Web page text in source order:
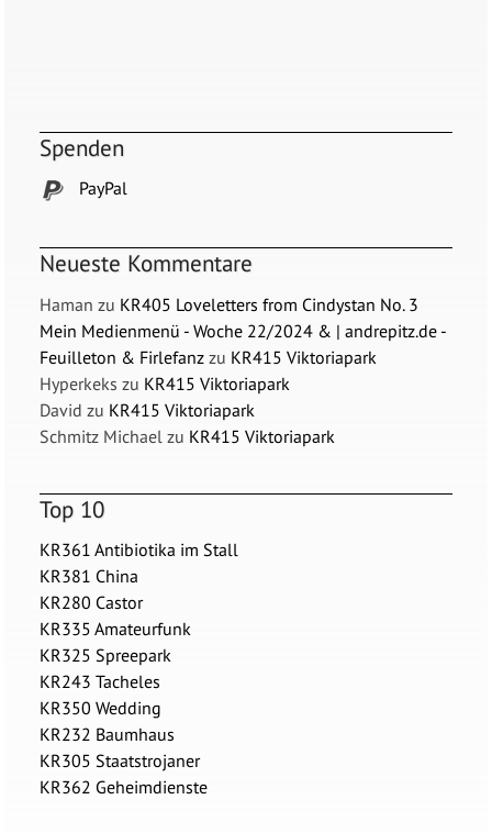
Spenden
PayPal
Neueste Kommentare
Haman zu KR405 Loveletters from Cindystan No. 3
Mein Medienmenü - Woche 22/2024 & | andrepitz.de -
Feuilleton & Firlefanz zu KR415 Viktoriapark
Hyperkeks zu KR415 Viktoriapark
David zu KR415 Viktoriapark
Schmitz Michael zu KR415 Viktoriapark
Top 10
KR361 Antibiotika im Stall
KR381 China
KR280 Castor
KR335 Amateurfunk
KR325 Spreepark
KR243 Tacheles
KR350 Wedding
KR232 Baumhaus
KR305 Staatstrojaner
KR362 Geheimdienste